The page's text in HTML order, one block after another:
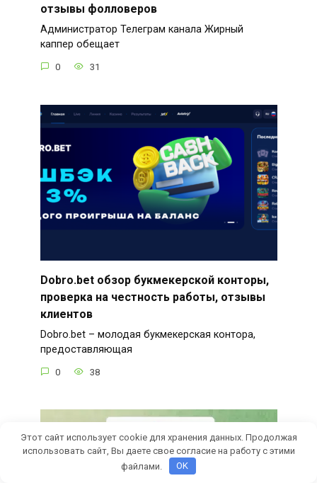
отзывы фолловеров
Администратор Телеграм канала Жирный
каппер обещает
0 31
Dobro.bet обзор букмекерской конторы,
проверка на честность работы, отзывы
клиентов
Dobro.bet – молодая букмекерская контора,
предоставляющая
0 38
Этот сайт использует cookie для хранения данных. Продолжая
использовать сайт, Вы даете свое согласие на работу с этими
файлами.
OK